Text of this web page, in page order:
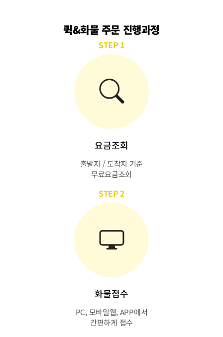
퀵&화물 주문 진행과정
STEP 1
요금조회
출발지 / 도착지 기준
무료요금조회
STEP 2
화물접수
PC, 모바일웹, APP에서
간편하게 접수